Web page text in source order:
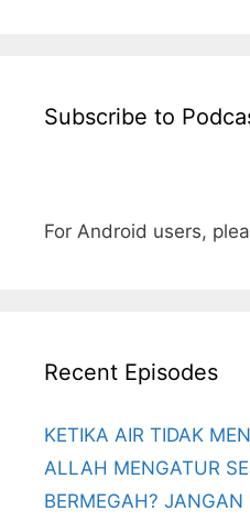
Subscribe to
For Android users,
Recent Episodes
KETIKA AIR TIDAK
ALLAH MENGATUR
BERMEGAH? JANGAN